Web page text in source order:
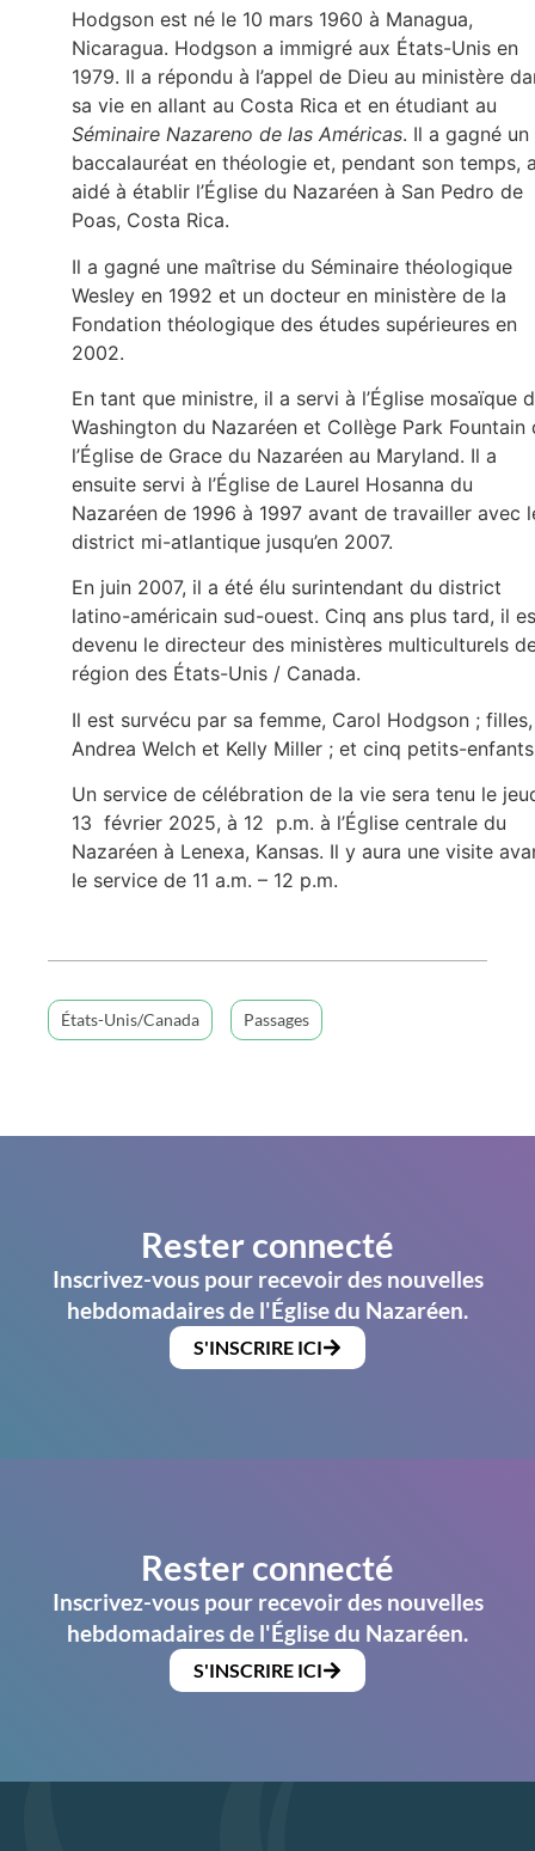
Hodgson est né le 10 mars 1960 à Managua,
Nicaragua. Hodgson a immigré aux États-Unis en
1979. Il a répondu à l’appel de Dieu au ministère
sa vie en allant au Costa Rica et en étudiant au
Séminaire Nazareno de las Américas. Il a gagné un
baccalauréat en théologie et, pendant son temps,
aidé à établir l’Église du Nazaréen à San Pedro de
Poas, Costa Rica.
Il a gagné une maîtrise du Séminaire théologique
Wesley en 1992 et un docteur en ministère de la
Fondation théologique des études supérieures en
2002.
En tant que ministre, il a servi à l’Église mosaïque
Washington du Nazaréen et Collège Park Fountain
l’Église de Grace du Nazaréen au Maryland. Il a
ensuite servi à l’Église de Laurel Hosanna du
Nazaréen de 1996 à 1997 avant de travailler avec
district mi-atlantique jusqu’en 2007.
En juin 2007, il a été élu surintendant du district
latino-américain sud-ouest. Cinq ans plus tard, il
devenu le directeur des ministères multiculturels
région des États-Unis / Canada.
Il est survécu par sa femme, Carol Hodgson ; filles,
Andrea Welch et Kelly Miller ; et cinq petits-
Un service de célébration de la vie sera tenu le
13 février 2025, à 12 p.m. à l’Église centrale du
Nazaréen à Lenexa, Kansas. Il y aura une visite
le service de 11 a.m. – 12 p.m.
États-Unis/Canada Passages
Rester connecté
Inscrivez-vous pour recevoir des nouvelles
hebdomadaires de l'Église du Nazaréen.
S'INSCRIRE ICI
Rester connecté
Inscrivez-vous pour recevoir des nouvelles
hebdomadaires de l'Église du Nazaréen.
S'INSCRIRE ICI